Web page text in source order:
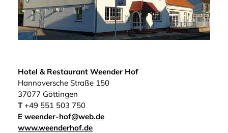
Hotel & Restaurant Weender Hof
Hannoversche Straße 150
37077 Göttingen
T+49 551 503 750
E weender-hof@web.de
www.weenderhof.de